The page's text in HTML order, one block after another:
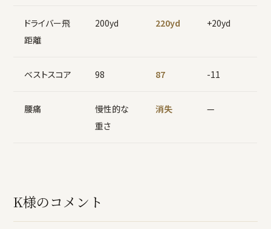
ドライバー飛
距離
200yd 220yd +20yd
ベストスコア 98 87 -11
腰痛
慢性的な
重さ
消失 —
K様のコメント